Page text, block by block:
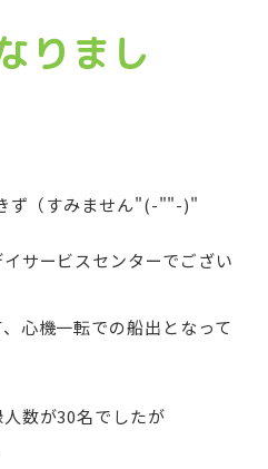
りまし
ず（すみません"(-""-)"
サービスセンターでござい
心機一転での船出となって
数が30名でしたが